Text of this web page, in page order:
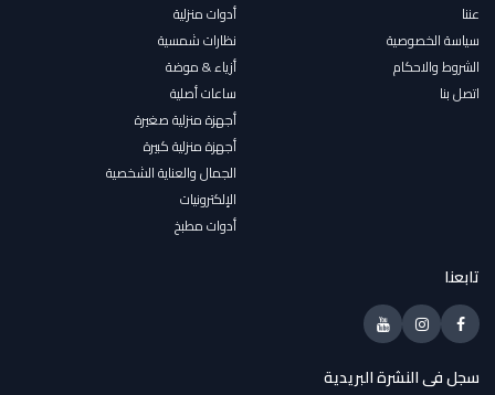
عننا
سياسة الخصوصية
الشروط والاحكام
اتصل بنا
أدوات منزلية
نظارات شمسية
أزياء & موضة
ساعات أصلية
أجهزة منزلية صغيرة
أجهزة منزلية كبيرة
الجمال والعناية الشخصية
الإلكترونيات
أدوات مطبخ
تابعنا
سجل فى النشرة البريدية